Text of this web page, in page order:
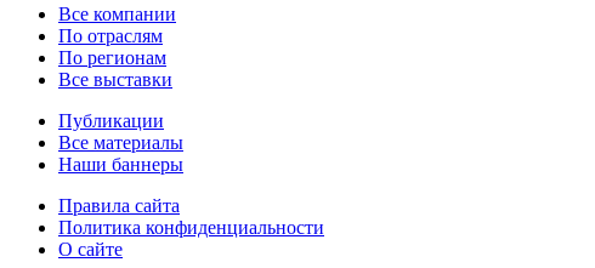
Все компании
По отраслям
По регионам
Все выставки
Публикации
Все материалы
Наши баннеры
Правила сайта
Политика конфиденциальности
О сайте